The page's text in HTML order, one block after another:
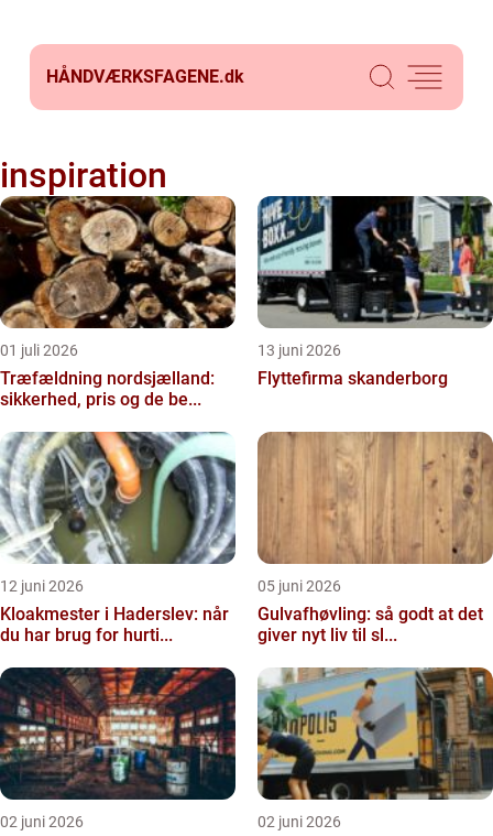
HÅNDVÆRKSFAGENE.dk
inspiration
01 juli 2026
Træfældning nordsjælland:
sikkerhed, pris og de be...
13 juni 2026
Flyttefirma skanderborg
12 juni 2026
Kloakmester i Haderslev: når
du har brug for hurti...
05 juni 2026
Gulvafhøvling: så godt at det
giver nyt liv til sl...
02 juni 2026 02 juni 2026